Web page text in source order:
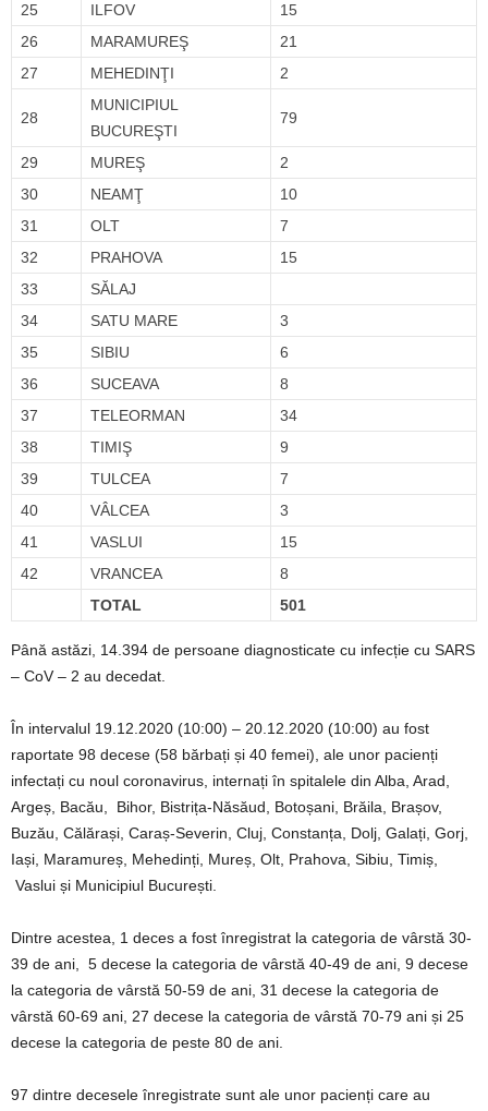
25
ILFOV
15
26
MARAMUREŞ
21
27
MEHEDINŢI 2
28
MUNICIPIUL
BUCUREŞTI
79
29 MUREŞ
2
30
NEAMŢ
10
31
OLT
7
32
PRAHOVA
15
33
SĂLAJ
34
SATU MARE
3
35
SIBIU
6
36
SUCEAVA
8
37
TELEORMAN
34
38
TIMIŞ
9
39
TULCEA
7
40
VÂLCEA
3
41
VASLUI
15
42
VRANCEA
8
TOTAL
501
Până astăzi, 14.394 de persoane diagnosticate cu infecție cu SARS
– CoV – 2 au decedat.
În intervalul 19.12.2020 (10:00) – 20.12.2020 (10:00) au fost
raportate 98 decese (58 bărbați și 40 femei), ale unor pacienți
infectați cu noul coronavirus, internați în spitalele din Alba, Arad,
Argeș, Bacău, Bihor, Bistrița-Năsăud, Botoșani, Brăila, Brașov,
Buzău, Călărași, Caraș-Severin, Cluj, Constanța, Dolj, Galați, Gorj,
Iași, Maramureș, Mehedinți, Mureș, Olt, Prahova, Sibiu, Timiș,
Vaslui și Municipiul București.
Dintre acestea, 1 deces a fost înregistrat la categoria de vârstă 30-
39 de ani, 5 decese la categoria de vârstă 40-49 de ani, 9 decese
la categoria de vârstă 50-59 de ani, 31 decese la categoria de
vârstă 60-69 ani, 27 decese la categoria de vârstă 70-79 ani și 25
decese la categoria de peste 80 de ani.
97 dintre decesele înregistrate sunt ale unor pacienți care au